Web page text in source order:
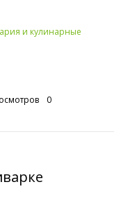
и кулинарные
0